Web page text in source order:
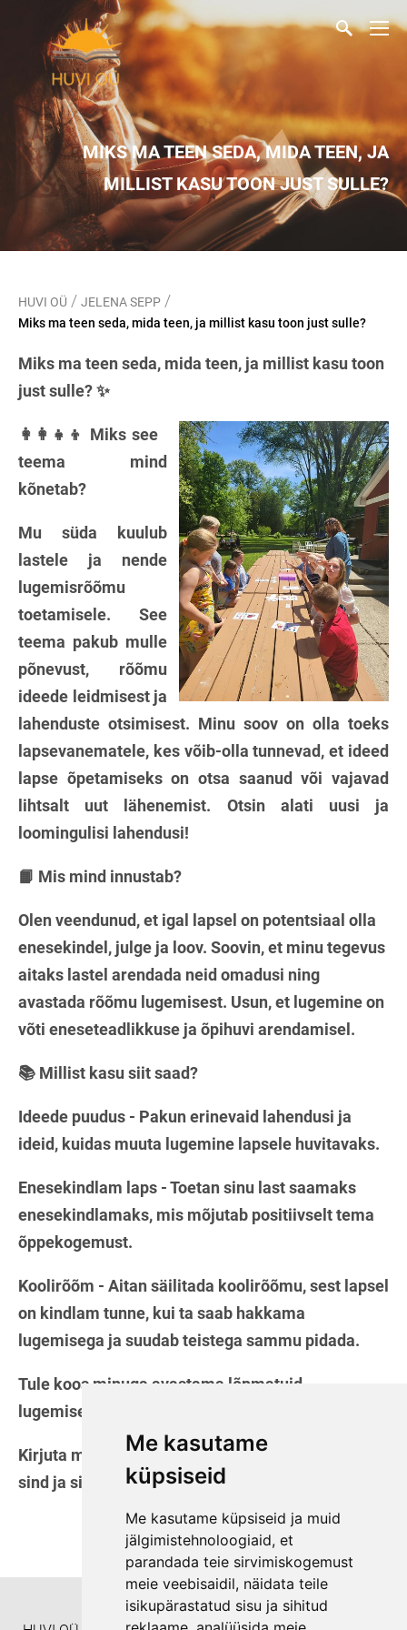
Me kasutame
küpsiseid
Me kasutame küpsiseid ja muid
jälgimistehnoloogiaid, et
parandada teie sirvimiskogemust
meie veebisaidil, näidata teile
isikupärastatud sisu ja sihitud
MIKS MA TEEN SEDA, MIDA TEEN, JA
MILLIST KASU TOON JUST SULLE?
HUVI OÜ / JELENA SEPP /
Miks ma teen seda, mida teen, ja millist kasu toon just sulle?
Miks ma teen seda, mida teen, ja millist kasu toon
just sulle? ✨
👩‍👩‍👧‍👦 Miks see
teema mind
kõnetab?
Mu süda kuulub
lastele ja nende
lugemisrõõmu
toetamisele. See
teema pakub mulle
põnevust, rõõmu
ideede leidmisest ja
lahenduste otsimisest. Minu soov on olla toeks
lapsevanematele, kes võib-olla tunnevad, et ideed
lapse õpetamiseks on otsa saanud või vajavad
lihtsalt uut lähenemist. Otsin alati uusi ja
loomingulisi lahendusi!
📙 Mis mind innustab?
Olen veendunud, et igal lapsel on potentsiaal olla
enesekindel, julge ja loov. Soovin, et minu tegevus
aitaks lastel arendada neid omadusi ning
avastada rõõmu lugemisest. Usun, et lugemine on
võti eneseteadlikkuse ja õpihuvi arendamisel.
📚 Millist kasu siit saad?
Ideede puudus - Pakun erinevaid lahendusi ja
ideid, kuidas muuta lugemine lapsele huvitavaks.
Enesekindlam laps - Toetan sinu last saamaks
enesekindlamaks, mis mõjutab positiivselt tema
õppekogemust.
Koolirõõm - Aitan säilitada koolirõõmu, sest lapsel
on kindlam tunne, kui ta saab hakkama
lugemisega ja suudab teistega sammu pidada.
Tule koos minuga avastama lõpmatuid
lugemiselamusi! ✨
Kirjuta mulle, ning räägime lähemalt, kuidas saan
sind ja sinu last toetada tema teekonnal. 🙂